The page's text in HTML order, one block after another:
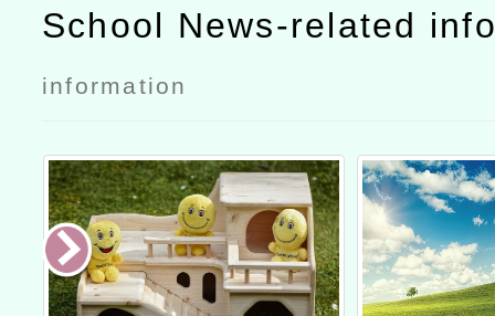
年華活動公文
年華推動方案
School News-related
information